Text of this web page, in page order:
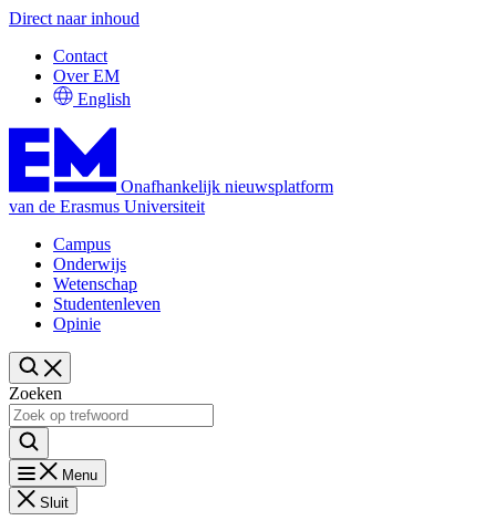
Direct naar inhoud
Contact
Over EM
English
Onafhankelijk nieuwsplatform
van de Erasmus Universiteit
Campus
Onderwijs
Wetenschap
Studentenleven
Opinie
Zoeken
Menu
Sluit